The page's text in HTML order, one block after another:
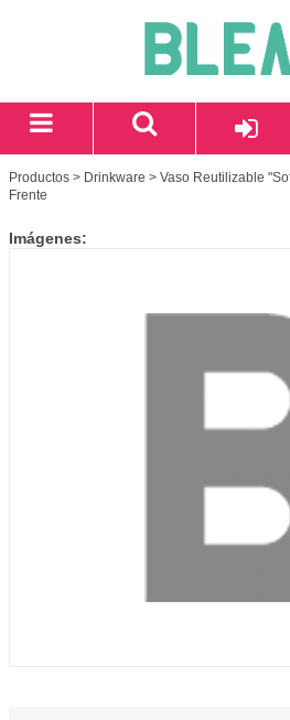
Productos > Drinkware > Vaso Reutilizable
Frente
Imágenes: